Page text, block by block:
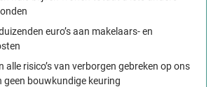
euro’s aan makelaars- en
alle risico’s van verborgen gebreken op ons
geen bouwkundige keuring